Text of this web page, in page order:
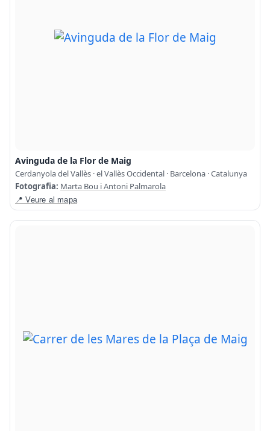
Avinguda de la Flor de Maig
Cerdanyola del Vallès · el Vallès Occidental · Barcelona · Catalunya
Fotografia: Marta Bou i Antoni Palmarola
📍 Veure al mapa